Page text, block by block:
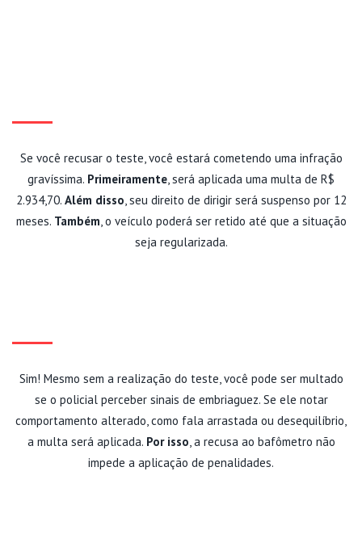
Se você recusar o teste, você estará cometendo uma infração
gravíssima. Primeiramente , será aplicada uma multa de R$
2.934,70. Além disso , seu direito de dirigir será suspenso por 12
meses. Também , o veículo poderá ser retido até que a situação
seja regularizada.
Sim! Mesmo sem a realização do teste, você pode ser multado
se o policial perceber sinais de embriaguez. Se ele notar
comportamento alterado, como fala arrastada ou desequilíbrio,
a multa será aplicada. Por isso , a recusa ao bafômetro não
impede a aplicação de penalidades.